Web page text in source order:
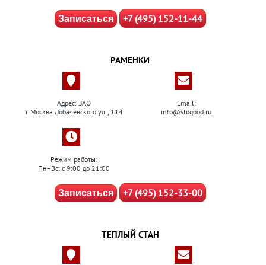
Записаться +7 (495) 152-11-44
РАМЕНКИ
Адрес: ЗАО
г. Москва Лобачевского ул., 114
Email:
info@stogood.ru
Режим работы:
Пн–Вс: с 9:00 до 21:00
Записаться +7 (495) 152-33-00
ТЕПЛЫЙ СТАН